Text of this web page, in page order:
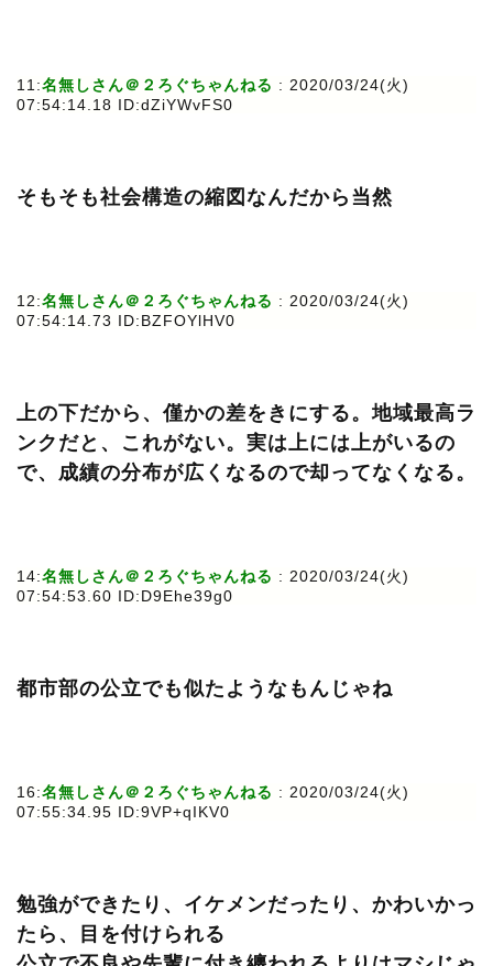
11:名無しさん＠２ろぐちゃんねる : 2020/03/24(火)
07:54:14.18 ID:dZiYWvFS0
そもそも社会構造の縮図なんだから当然
12:名無しさん＠２ろぐちゃんねる : 2020/03/24(火)
07:54:14.73 ID:BZFOYlHV0
上の下だから、僅かの差をきにする。地域最高ラ
ンクだと、これがない。実は上には上がいるの
で、成績の分布が広くなるので却ってなくなる。
14:名無しさん＠２ろぐちゃんねる : 2020/03/24(火)
07:54:53.60 ID:D9Ehe39g0
都市部の公立でも似たようなもんじゃね
16:名無しさん＠２ろぐちゃんねる : 2020/03/24(火)
07:55:34.95 ID:9VP+qIKV0
勉強ができたり、イケメンだったり、かわいかっ
たら、目を付けられる